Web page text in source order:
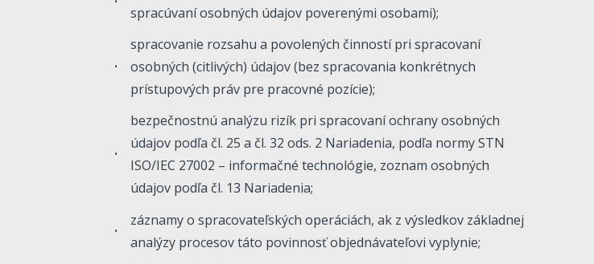
spracúvaní osobných údajov poverenými osobami);
spracovanie rozsahu a povolených činností pri spracovaní
osobných (citlivých) údajov (bez spracovania konkrétnych
prístupových práv pre pracovné pozície);
bezpečnostnú analýzu rizík pri spracovaní ochrany osobných
údajov podľa čl. 25 a čl. 32 ods. 2 Nariadenia, podľa normy STN
ISO/IEC 27002 – informačné technológie, zoznam osobných
údajov podľa čl. 13 Nariadenia;
záznamy o spracovateľských operáciách, ak z výsledkov základnej
analýzy procesov táto povinnosť objednávateľovi vyplynie;